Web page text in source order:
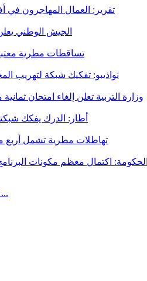
تقرير: العمال المهاجرون في أفريقيا
الجيش الوطني
تساقطات مطرية معتبرة تشمل 10
نواذيبو: تفكيك شبكة لتهريب المخدرات
وزارة التربية تعلن إلغاء امتحان
أطار: الدرك يفكك شبكتي
تهاطلات مطرية تشمل
اكتمال معظم مكونات
عرض المزيد من الأخبار...